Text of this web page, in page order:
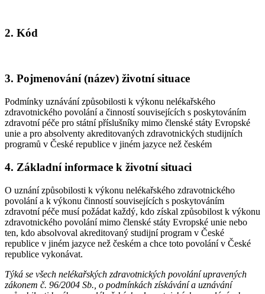
2. Kód
3. Pojmenování (název) životní situace
Podmínky uznávání způsobilosti k výkonu nelékařského
zdravotnického povolání a činností souvisejících s poskytováním
zdravotní péče pro státní příslušníky mimo členské státy Evropské
unie a pro absolventy akreditovaných zdravotnických studijních
programů v České republice v jiném jazyce než českém
4. Základní informace k životní situaci
O uznání způsobilosti k výkonu nelékařského zdravotnického
povolání a k výkonu činností souvisejících s poskytováním
zdravotní péče musí požádat každý, kdo získal způsobilost k výkonu
zdravotnického povolání mimo členské státy Evropské unie nebo
ten, kdo absolvoval akreditovaný studijní program v České
republice v jiném jazyce než českém a chce toto povolání v České
republice vykonávat.
Týká se všech nelékařských zdravotnických povolání upravených
zákonem č. 96/2004 Sb., o podmínkách získávání a uznávání